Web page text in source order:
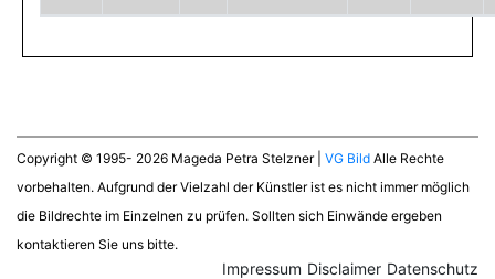
Copyright © 1995- 2026 Mageda Petra Stelzner | VG Bild Alle Rechte
vorbehalten. Aufgrund der Vielzahl der Künstler ist es nicht immer möglich
die Bildrechte im Einzelnen zu prüfen. Sollten sich Einwände ergeben
kontaktieren Sie uns bitte.
Datenschutz
Disclaimer
Impressum